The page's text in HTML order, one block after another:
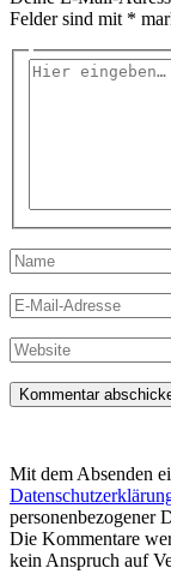
Felder sind mit *
Hier
Name
E-
Mail-
Adresse
Website
Mit dem Absenden
personenbezogener
Die Kommentare
kein Anspruch auf